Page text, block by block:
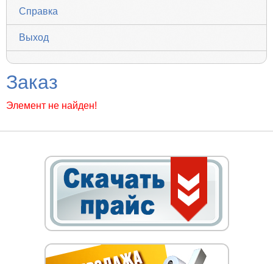
Справка
Выход
Заказ
Элемент не найден!